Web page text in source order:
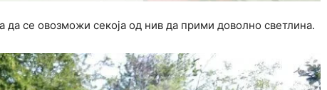
да се овозможи секоја од нив да прими доволно светлина.